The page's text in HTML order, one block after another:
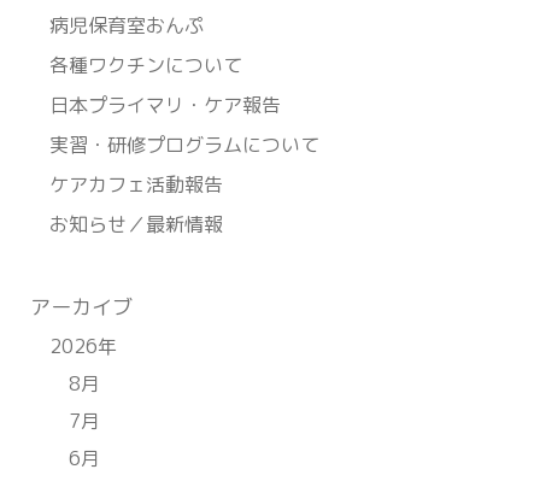
病児保育室おんぷ
各種ワクチンについて
日本プライマリ・ケア報告
実習・研修プログラムについて
ケアカフェ活動報告
お知らせ／最新情報
アーカイブ
2026年
8月
7月
6月